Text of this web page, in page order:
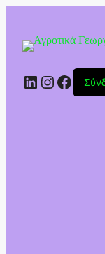
Linkedin